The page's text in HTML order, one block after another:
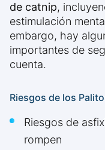
de catnip,
estimulación
embargo, hay
importantes de
cuenta.
Riesgos de los
Riesgos de
rompen